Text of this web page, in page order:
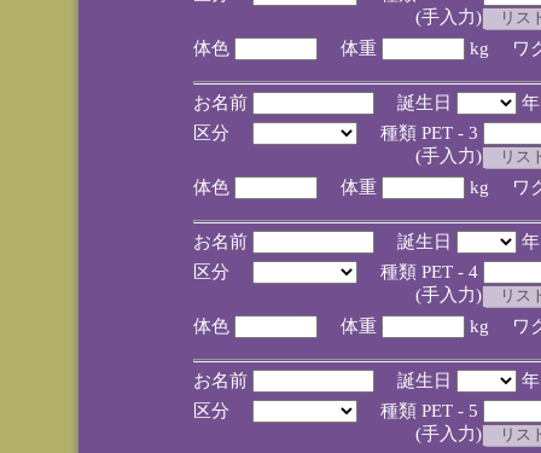
(手入力)
体色
体重 kg ワ
お名前 誕生日
区分
種類 PET - 3
(手入力)
体色
体重 kg ワ
お名前 誕生日
区分
種類 PET - 4
(手入力)
体色
体重 kg ワ
お名前 誕生日
区分
種類 PET - 5
(手入力)